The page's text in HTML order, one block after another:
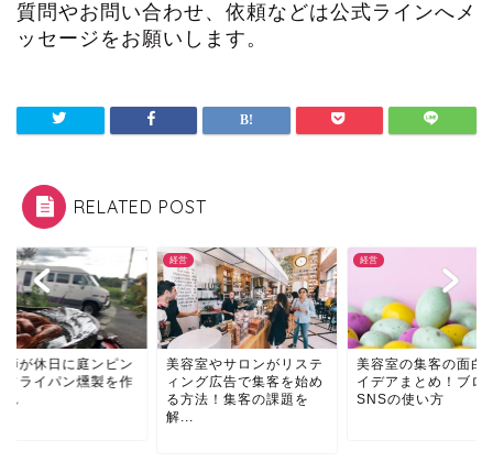
質問やお問い合わせ、依頼などは公式ラインへメ
ッセージをお願いします。
RELATED POST
室やサロンがリステ
グ広告で集客を始め
法！集客の課題を
経営
美容室の集客の面白いア
イデアまとめ！ブログと
SNSの使い方
コラム
美容師が休日に庭ン
グでフライパン燻製
る流れ